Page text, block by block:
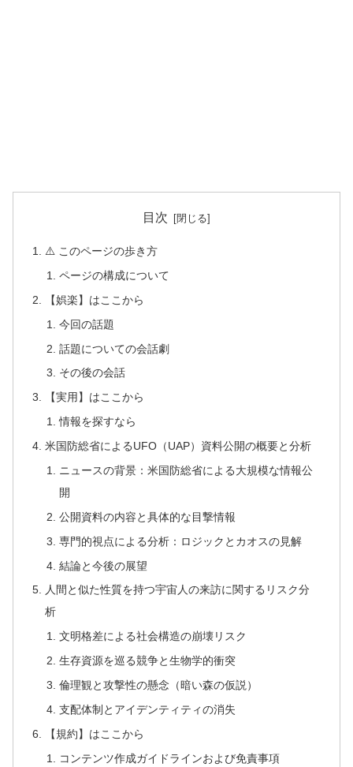
目次
⚠️ このページの歩き方
ページの構成について
【娯楽】はここから
今回の話題
話題についての会話劇
その後の会話
【実用】はここから
情報を探すなら
米国防総省によるUFO（UAP）資料公開の概要と分析
ニュースの背景：米国防総省による大規模な情報公
開
公開資料の内容と具体的な目撃情報
専門的視点による分析：ロジックとカオスの見解
結論と今後の展望
人間と似た性質を持つ宇宙人の来訪に関するリスク分
析
文明格差による社会構造の崩壊リスク
生存資源を巡る競争と生物学的衝突
倫理観と攻撃性の懸念（暗い森の仮説）
支配体制とアイデンティティの消失
【規約】はここから
コンテンツ作成ガイドラインおよび免責事項